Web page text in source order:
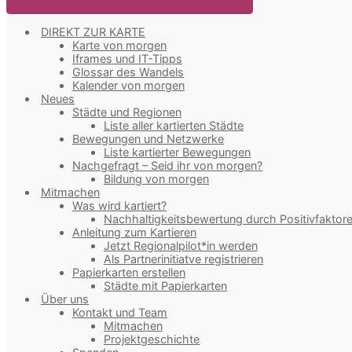
DIREKT ZUR KARTE
Karte von morgen
Iframes und IT-Tipps
Glossar des Wandels
Kalender von morgen
Neues
Städte und Regionen
Liste aller kartierten Städte
Bewegungen und Netzwerke
Liste kartierter Bewegungen
Nachgefragt – Seid ihr von morgen?
Bildung von morgen
Mitmachen
Was wird kartiert?
Nachhaltigkeitsbewertung durch
Anleitung zum Kartieren
Jetzt Regionalpilot*in werden
Als Partnerinitiatve registrieren
Papierkarten erstellen
Städte mit Papierkarten
Über uns
Kontakt und Team
Mitmachen
Projektgeschichte